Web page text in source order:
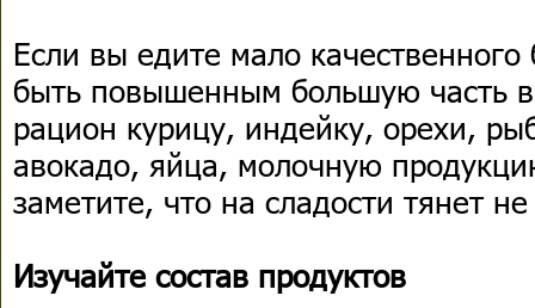
Если вы едите мало
быть повышенным большую часть
рацион курицу, индейку, орехи,
авокадо, яйца, молочную
заметите, что на сладости тянет
Изучайте состав продуктов